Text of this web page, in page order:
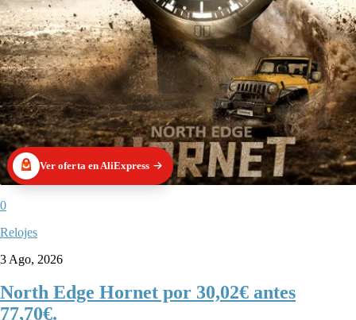
Ver oferta en AliExpress
0
Relojes
3 Ago, 2026
North Edge Hornet por 30,02€ antes
77,70€.